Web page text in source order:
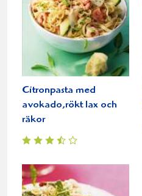
Citronpasta med
avokado,rökt lax och
räkor